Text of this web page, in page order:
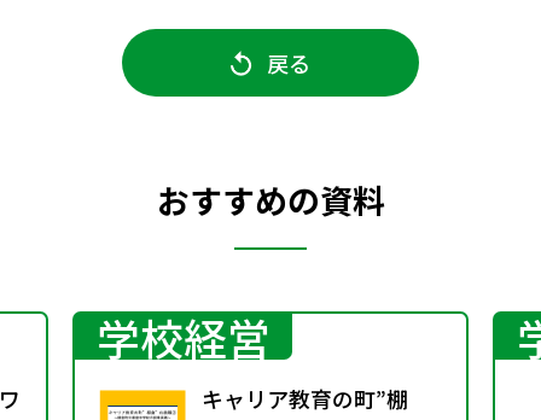
戻る
おすすめの資料
学校経営
キャリア教育の町”棚